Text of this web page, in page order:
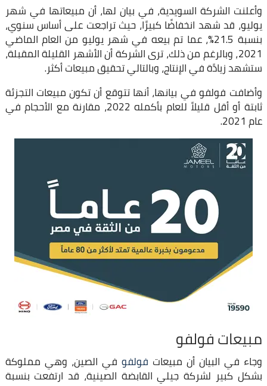
وأعلنت الشركة السويدية، في بيان لها، أن مبيعاتها في شهر
يوليو، قد شهد انخفاضًا كبيرًا، حيث تراجعت على أساس سنوي،
بنسبة 21.5%، عما تم بيعه في شهر يوليو من العام الماضي
2021، وبالرغم من ذلك، ترى الشركة أن الأشهر القليلة المقبلة،
ستشهد زيادًة في الإنتاج، وبالتالي تحقيق مبيعات أكثر.
وأضافت فولفو في بيانها، أنها تتوقع أن تكون مبيعات التجزئة
ثابتة أو أقل قليلاً للعام بأكمله 2022، مقارنة مع الأحجام في
عام 2021.
مبيعات فولفو
وجاء في البيان أن مبيعات فولفو في الصين، وهي مملوكة
بشكل كبير لشركة جيلي القابضة الصينية، قد ارتفعت بنسبة